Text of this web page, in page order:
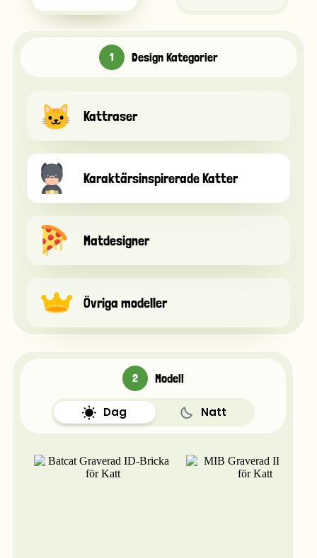
Design Kategorier
Kattraser
Karaktärsinspirerade Katter
Matdesigner
Övriga modeller
Modell
Dag Natt